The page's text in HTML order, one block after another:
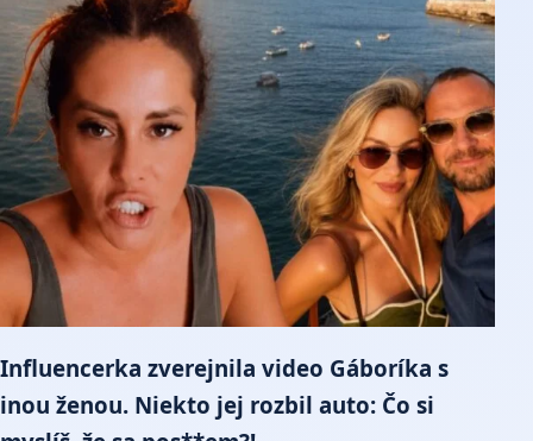
Influencerka zverejnila video Gáboríka s
inou ženou. Niekto jej rozbil auto: Čo si